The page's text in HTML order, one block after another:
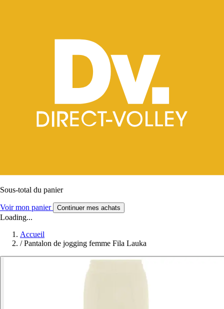
Sous-total du panier
Voir mon panier Continuer mes achats
Loading...
Accueil
/ Pantalon de jogging femme Fila Lauka